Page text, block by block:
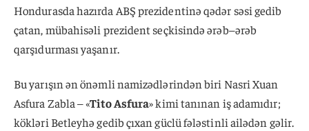
Hondurasda hazırda ABŞ prezidentinə qədər səsi gedib
çatan, mübahisəli prezident seçkisində ərəb–ərəb
qarşıdurması yaşanır.
Bu yarışın ən önəmli namizədlərindən biri Nasri Xuan
Asfura Zabla – «Tito Asfura» kimi tanınan iş adamıdır;
kökləri Betleyhə gedib çıxan güclü fələstinli ailədən gəlir.